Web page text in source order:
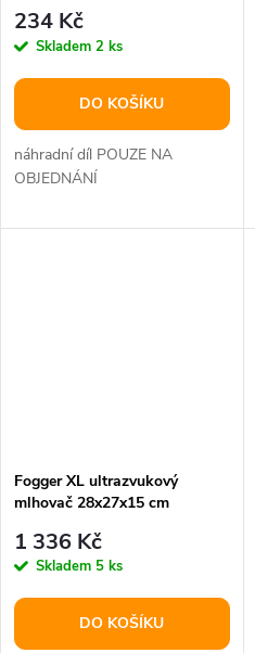
234 Kč
Skladem 2 ks
DO KOŠÍKU
náhradní díl POUZE NA
OBJEDNÁNÍ
Fogger XL ultrazvukový
mlhovač 28x27x15 cm
1 336 Kč
Skladem 5 ks
DO KOŠÍKU